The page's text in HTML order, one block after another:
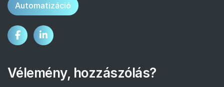
Automatizáció
Vélemény, hozzászólás?